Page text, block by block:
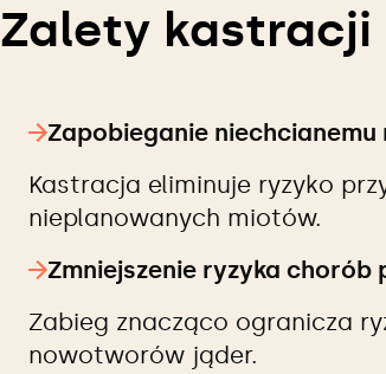
Zalety kastracji
Zapobieganie niechcianemu
Kastracja eliminuje ryzyko
nieplanowanych miotów.
Zmniejszenie ryzyka
Zabieg znacząco ogranicza
nowotworów jąder.